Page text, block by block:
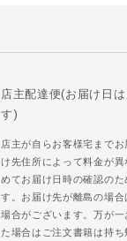
店主配達便(お届け日
す)
店主が自らお客様宅まで
け先住所によって料金が
めてお届け日時の確認のた
す。お届け先が離島の場
場合がございます。万が
た場合はご注文書籍は持